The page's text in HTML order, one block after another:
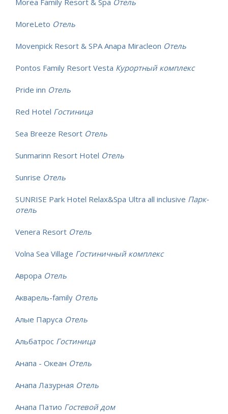
Morea Family Resort & Spa Отель
MoreLeto Отель
Movenpick Resort & SPA Anapa Miracleon Отель
Pontos Family Resort Vesta Курортный комплекс
Pride inn Отель
Red Hotel Гостиница
Sea Breeze Resort Отель
Sunmarinn Resort Hotel Отель
Sunrise Отель
SUNRISE Park Hotel Relax&Spa Ultra all inclusive Парк-
отель
Venera Resort Отель
Volna Sea Village Гостиничный комплекс
Аврора Отель
Акварель-family Отель
Алые Паруса Отель
Альбатрос Гостиница
Анапа - Океан Отель
Анапа Лазурная Отель
Анапа Патио Гостевой дом